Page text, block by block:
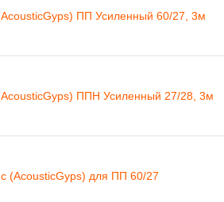
ПП Усиленный 60/27, 3м
ППН Усиленный 27/28, 3м
(AcousticGyps) для ПП 60/27